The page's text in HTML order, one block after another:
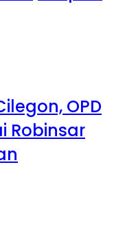
OPD
Robinsar